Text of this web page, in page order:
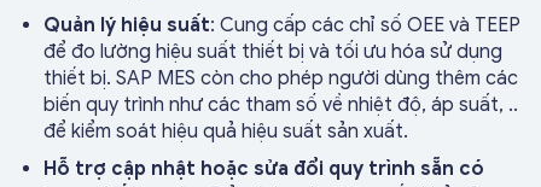
Quản lý hiệu suất: Cung cấp các chỉ số OEE và TEEP
để đo lường hiệu suất thiết bị và tối ưu hóa sử dụng
thiết bị. SAP MES còn cho phép người dùng thêm các
biến quy trình như các tham số về nhiệt độ, áp suất, ..
để kiểm soát hiệu quả hiệu suất sản xuất.
Hỗ trợ cập nhật hoặc sửa đổi quy trình sẵn có